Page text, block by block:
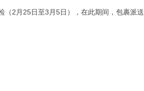
2月25日至3月5日），在此期间，包裹派